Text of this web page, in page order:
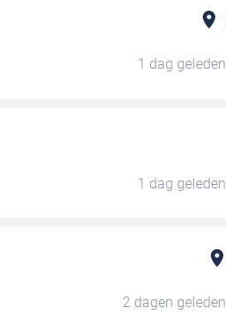
1 dag geleden
1 dag geleden
2 dagen geleden